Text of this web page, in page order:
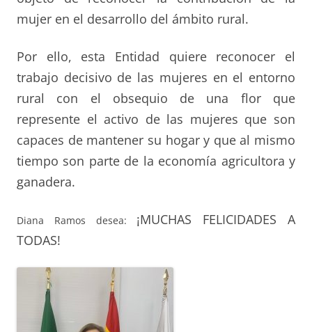
mujer en el desarrollo del ámbito rural.
Por ello, esta Entidad quiere reconocer el
trabajo decisivo de las mujeres en el entorno
rural con el obsequio de una flor que
represente el activo de las mujeres que son
capaces de mantener su hogar y que al mismo
tiempo son parte de la economía agricultora y
ganadera.
Diana Ramos desea: ¡MUCHAS FELICIDADES A
TODAS!